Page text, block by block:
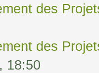
des
des
18:50